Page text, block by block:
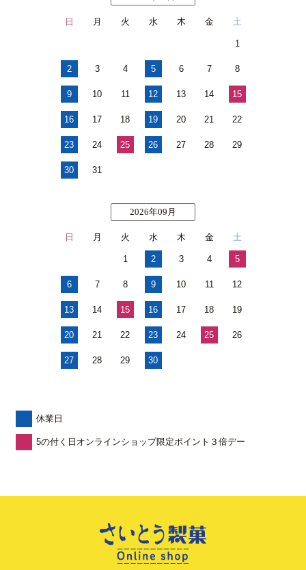
日 月 火 水 木 金 土
1
2 3 4 5 6 7 8
9 10 11 12 13 14 15
16 17 18 19 20 21 22
23 24 25 26 27 28 29
30 31
2026年09月
日 月 火 水 木 金 土
1 2 3 4 5
6 7 8 9 10 11 12
13 14 15 16 17 18 19
20 21 22 23 24 25 26
27 28 29 30
休業日
5の付く日オンラインショップ限定ポイント３倍デー